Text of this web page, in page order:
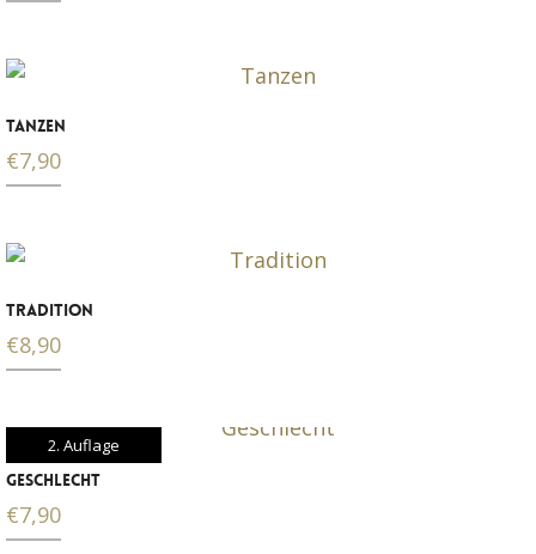
TANZEN
€7,90
TRADITION
€8,90
2. Auflage
GESCHLECHT
€7,90